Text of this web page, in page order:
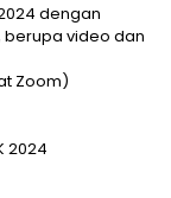
dengan
video dan
Zoom)
2024